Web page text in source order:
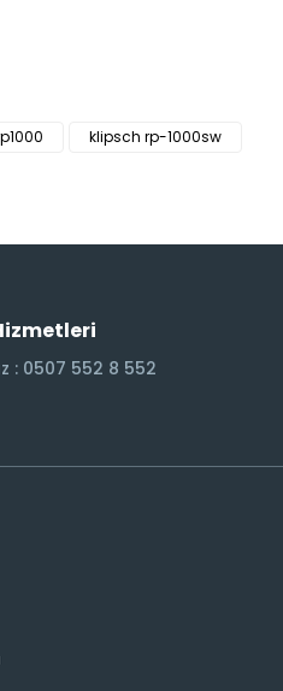
klipsch rp-1000sw
: 0507 552 8 552